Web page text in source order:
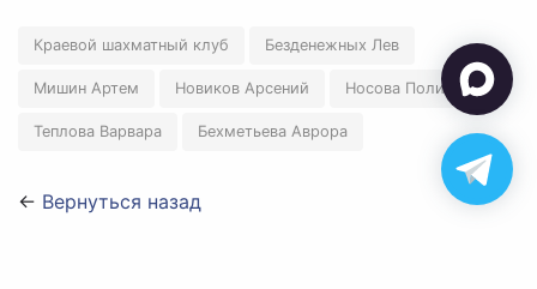
Краевой шахматный клуб Безденежных Лев
Мишин Артем Новиков Арсений Носова Полина
Теплова Варвара Бехметьева Аврора
← Вернуться назад